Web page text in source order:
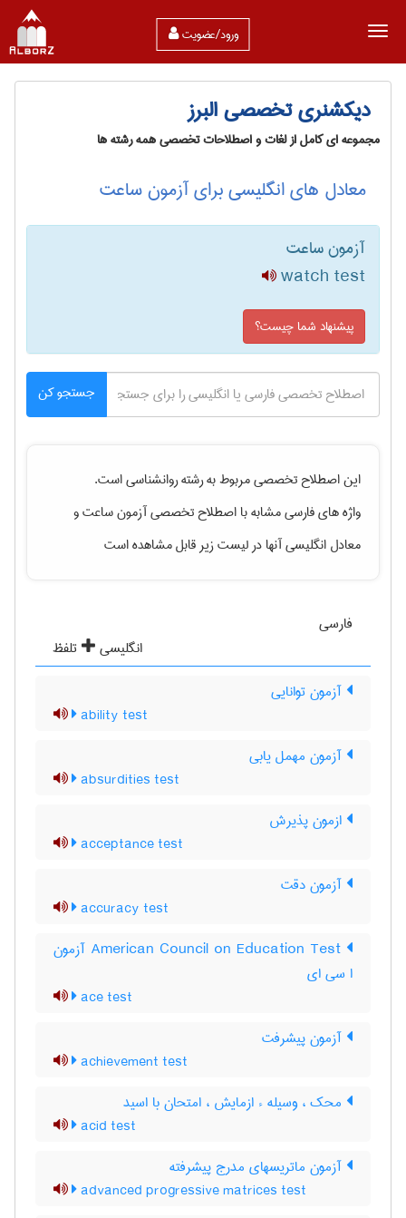
ورود/عضویت
دیکشنری تخصصی البرز
مجموعه ای کامل از لغات و اصطلاحات تخصصی همه رشته ها
معادل های انگلیسی برای آزمون ساعت
آزمون ساعت
watch test
پیشنهاد شما چیست؟
جستجو کن
این اصطلاح تخصصی مربوط به رشتهروانشناسیاست.
واژه های فارسی مشابه با اصطلاح تخصصیآزمون ساعتو
معادل انگلیسی آنها در لیست زیر قابل مشاهده است
فارسی
انگلیسی
تلفظ
آزمون توانایی
ability test
آزمون مهمل یابی
absurdities test
ازمون پذیرش
acceptance test
آزمون دقت
accuracy test
‎American Council on Education Test آزمون
ا سی ای
ace test
آزمون پيشرفت
achievement test
محک ، وسیله ء ازمایش ، امتحان با اسید
acid test
آزمون ماتریسهای مدرج پیشرفته
advanced progressive matrices test